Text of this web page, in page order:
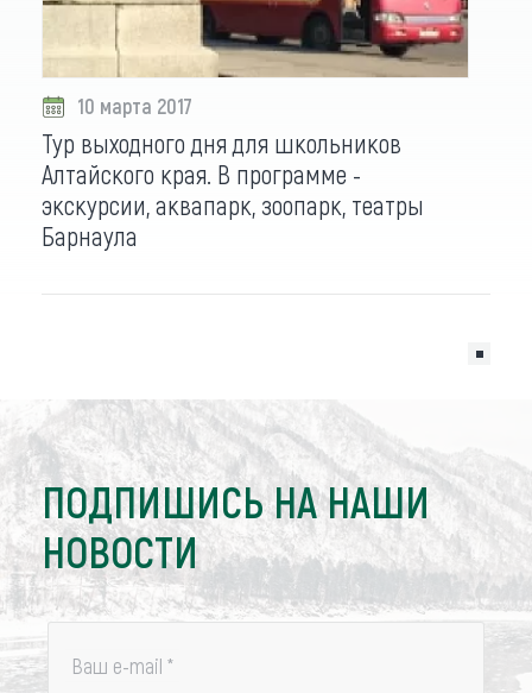
10 марта 2017
Тур выходного дня для школьников
Алтайского края. В программе -
экскурсии, аквапарк, зоопарк, театры
Барнаула
ПОДПИШИСЬ НА НАШИ
НОВОСТИ
Ваш e-mail *